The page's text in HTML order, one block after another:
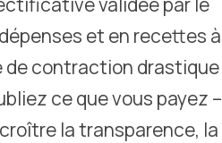
et en recettes à
de contraction drastique
ce que vous payez –
la transparence, la